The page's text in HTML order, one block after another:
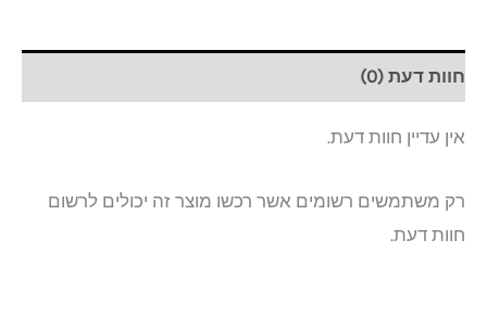
חוות דעת (0)
אין עדיין חוות דעת.
רק משתמשים רשומים אשר רכשו מוצר זה יכולים לרשום
חוות דעת.